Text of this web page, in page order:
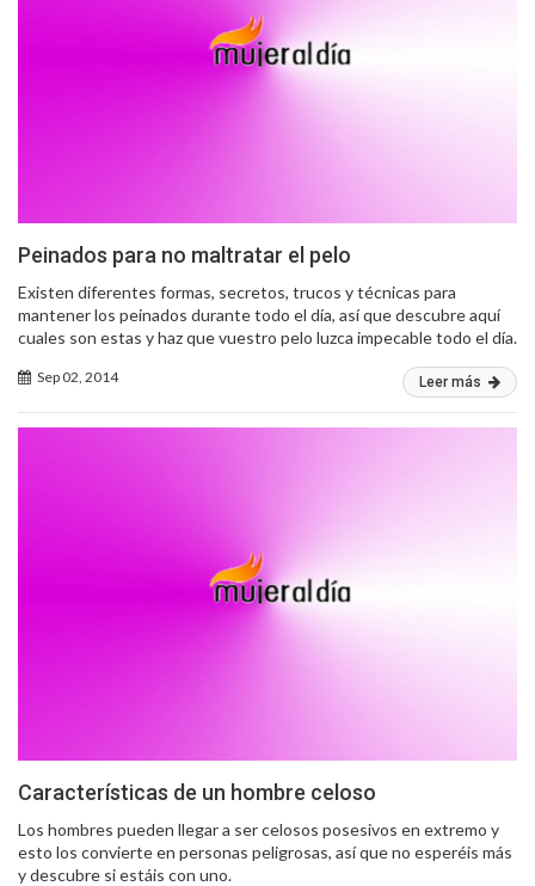
Peinados para no maltratar el pelo
Existen diferentes formas, secretos, trucos y técnicas para
mantener los peinados durante todo el día, así que descubre aquí
cuales son estas y haz que vuestro pelo luzca impecable todo el día.
Sep 02, 2014 Leer más
Características de un hombre celoso
Los hombres pueden llegar a ser celosos posesivos en extremo y
esto los convierte en personas peligrosas, así que no esperéis más
y descubre si estáis con uno.